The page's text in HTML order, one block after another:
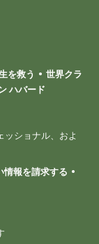
を救う
世界クラ
ハバード
ショナル、およ
情報を請求する